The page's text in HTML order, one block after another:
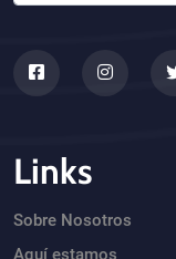
Links
Sobre Nosotros